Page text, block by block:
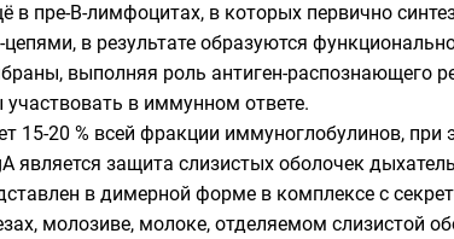
в пре-B-лимфоцитах, в которых первично
в результате образуются
выполняя роль антиген-распознающего
в иммунном ответе.
15-20 % всей фракции иммуноглобулинов,
является защита слизистых оболочек
в димерной форме в комплексе с
молозиве, молоке, отделяемом слизистой